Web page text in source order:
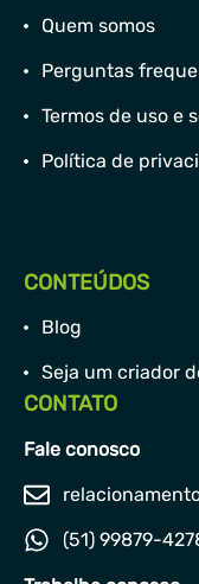
Quem somos
Perguntas
Termos de uso e
Política de
CONTEÚDOS
Blog
Seja um criador
CONTATO
Fale conosco
(51) 99879-